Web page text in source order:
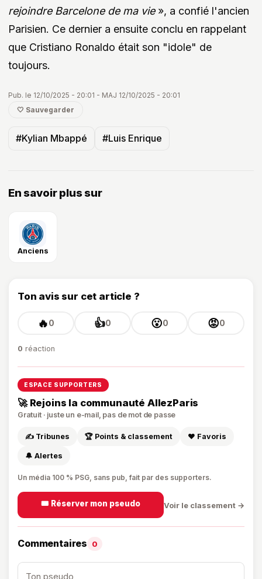
rejoindre Barcelone de ma vie », a confié l'ancien
Parisien. Ce dernier a ensuite conclu en rappelant
que Cristiano Ronaldo était son "idole" de
toujours.
Pub. le 12/10/2025 - 20:01 - MAJ 12/10/2025 - 20:01
🤍 Sauvegarder
#Kylian Mbappé #Luis Enrique
En savoir plus sur
Anciens
Ton avis sur cet article ?
🔥0 👍0 😮0 😡0
0 réaction
ESPACE SUPPORTERS
🚀 Rejoins la communauté AllezParis
Gratuit · juste un e-mail, pas de mot de passe
✍️ Tribunes 🏆 Points & classement ❤️ Favoris
🔔 Alertes
Un média 100 % PSG, sans pub, fait par des supporters.
🎟️ Réserver mon pseudo Voir le classement →
Commentaires 0